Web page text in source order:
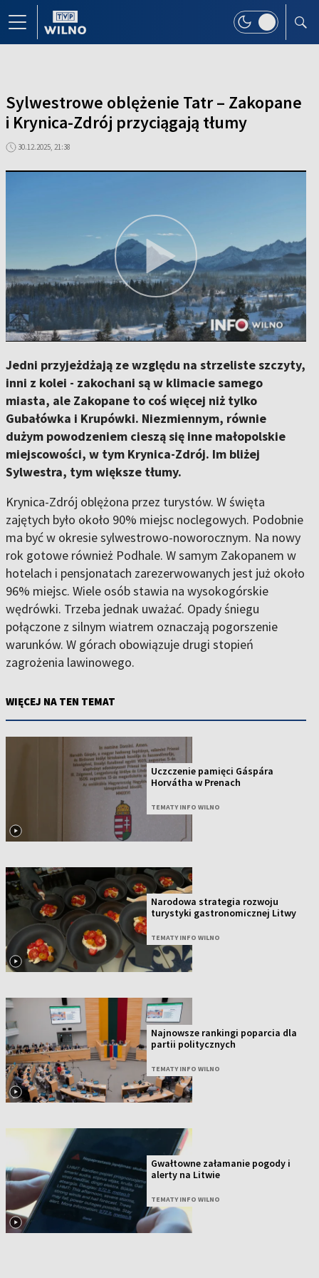
Sylwestrowe oblężenie Tatr – Zakopane
i Krynica-Zdrój przyciągają tłumy
30.12.2025, 21:38
Jedni przyjeżdżają ze względu na strzeliste szczyty,
inni z kolei - zakochani są w klimacie samego
miasta, ale Zakopane to coś więcej niż tylko
Gubałówka i Krupówki. Niezmiennym, równie
dużym powodzeniem cieszą się inne małopolskie
miejscowości, w tym Krynica-Zdrój. Im bliżej
Sylwestra, tym większe tłumy.
Krynica-Zdrój oblężona przez turystów. W święta
zajętych było około 90% miejsc noclegowych. Podobnie
ma być w okresie sylwestrowo-noworocznym. Na nowy
rok gotowe również Podhale. W samym Zakopanem w
hotelach i pensjonatach zarezerwowanych jest już około
96% miejsc. Wiele osób stawia na wysokogórskie
wędrówki. Trzeba jednak uważać. Opady śniegu
połączone z silnym wiatrem oznaczają pogorszenie
warunków. W górach obowiązuje drugi stopień
zagrożenia lawinowego.
WIĘCEJ NA TEN TEMAT
Uczczenie pamięci Gáspára
Horvátha w Prenach
TEMATY INFO WILNO
Narodowa strategia rozwoju
turystyki gastronomicznej Litwy
TEMATY INFO WILNO
Najnowsze rankingi poparcia dla
partii politycznych
TEMATY INFO WILNO
Gwałtowne załamanie pogody i
alerty na Litwie
TEMATY INFO WILNO